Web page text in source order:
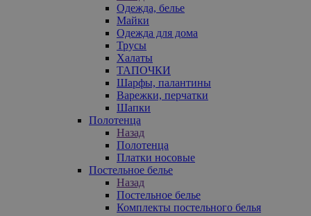
Одежда, белье
Майки
Одежда для дома
Трусы
Халаты
ТАПОЧКИ
Шарфы, палантины
Варежки, перчатки
Шапки
Полотенца
Назад
Полотенца
Платки носовые
Постельное белье
Назад
Постельное белье
Комплекты постельного белья